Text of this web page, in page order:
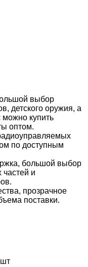
выбор
детского оружия, а
можно купить
оптом.
по доступным
большой выбор
частей и
прозрачное
поставки.